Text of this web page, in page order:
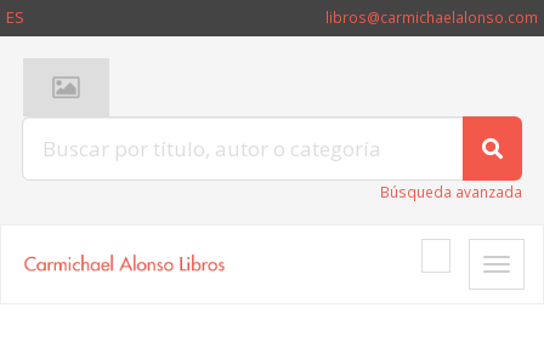
ES libros@carmichaelalonso.com
Búsqueda avanzada
Toggle